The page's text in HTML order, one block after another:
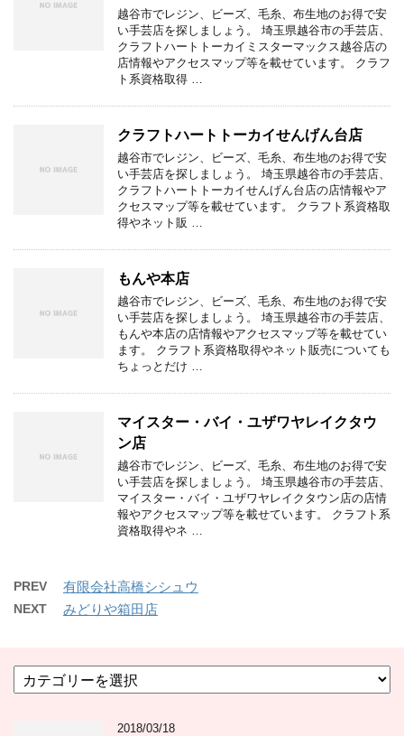
越谷市でレジン、ビーズ、毛糸、布生地のお得で安
い手芸店を探しましょう。 埼玉県越谷市の手芸店、
クラフトハートトーカイミスターマックス越谷店の
店情報やアクセスマップ等を載せています。 クラフ
ト系資格取得 …
クラフトハートトーカイせんげん台店
越谷市でレジン、ビーズ、毛糸、布生地のお得で安
い手芸店を探しましょう。 埼玉県越谷市の手芸店、
クラフトハートトーカイせんげん台店の店情報やア
クセスマップ等を載せています。 クラフト系資格取
得やネット販 …
もんや本店
越谷市でレジン、ビーズ、毛糸、布生地のお得で安
い手芸店を探しましょう。 埼玉県越谷市の手芸店、
もんや本店の店情報やアクセスマップ等を載せてい
ます。 クラフト系資格取得やネット販売についても
ちょっとだけ …
マイスター・バイ・ユザワヤレイクタウ
ン店
越谷市でレジン、ビーズ、毛糸、布生地のお得で安
い手芸店を探しましょう。 埼玉県越谷市の手芸店、
マイスター・バイ・ユザワヤレイクタウン店の店情
報やアクセスマップ等を載せています。 クラフト系
資格取得やネ …
PREV 有限会社高橋シシュウ
NEXT みどりや箱田店
テ
2018/03/18